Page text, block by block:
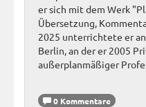
er sich mit dem Werk
Übersetzung,
2025 unterrichtete er
Berlin, an der er 2005
außerplanmäßiger
0 Kommentare